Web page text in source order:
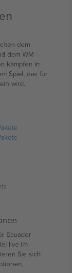
dem
dem WM-
kämpfen in
Spiel, das für
wird.
Ecuador
live im
Sie sich